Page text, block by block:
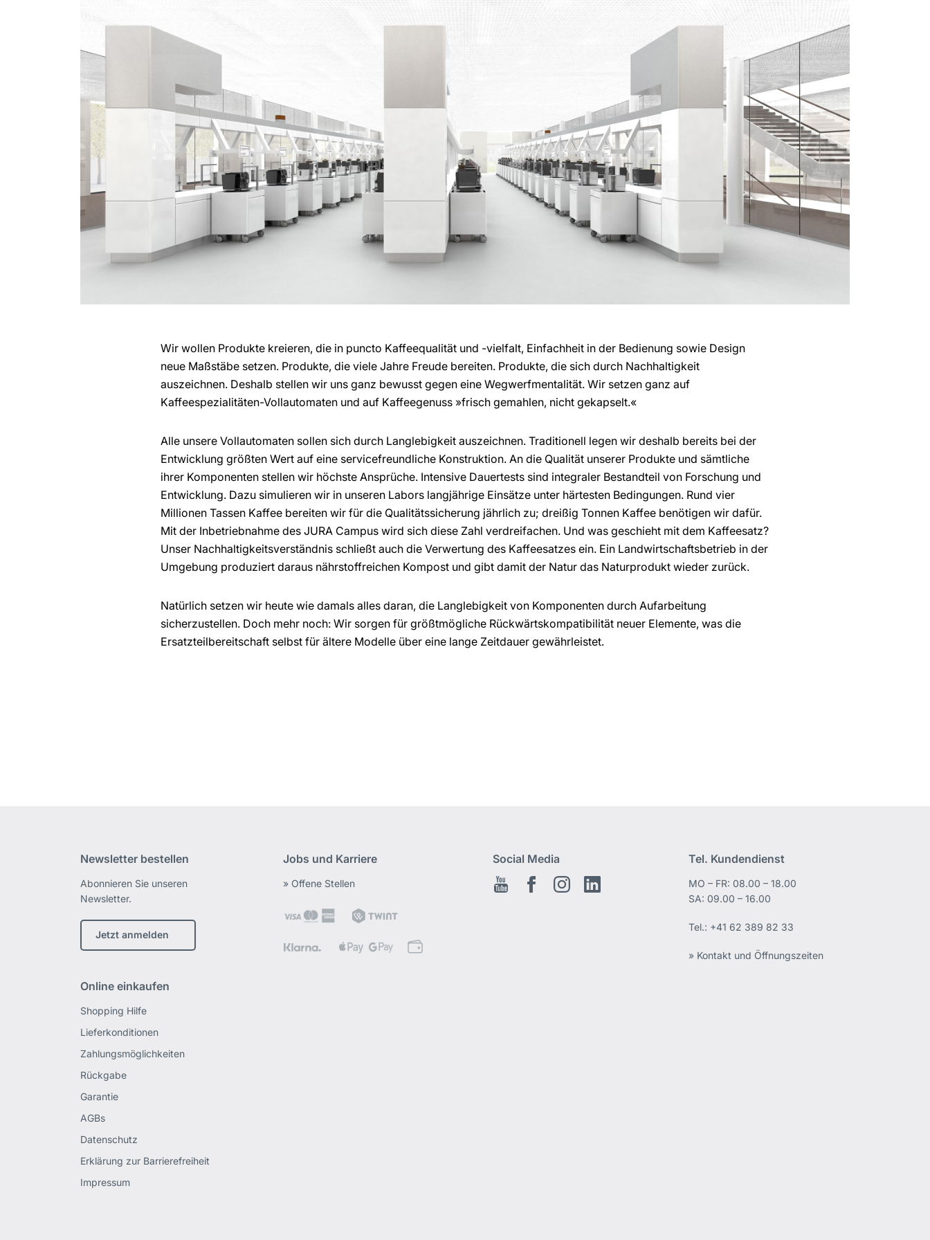
Wir wollen Produkte kreieren, die in puncto Kaffeequalität und -vielfalt, Einfachheit in der Bedienung sowie Design
neue Maßstäbe setzen. Produkte, die viele Jahre Freude bereiten. Produkte, die sich durch Nachhaltigkeit
auszeichnen. Deshalb stellen wir uns ganz bewusst gegen eine Wegwerfmentalität. Wir setzen ganz auf
Kaffeespezialitäten-Vollautomaten und auf Kaffeegenuss »frisch gemahlen, nicht gekapselt.«
Alle unsere Vollautomaten sollen sich durch Langlebigkeit auszeichnen. Traditionell legen wir deshalb bereits bei der
Entwicklung größten Wert auf eine servicefreundliche Konstruktion. An die Qualität unserer Produkte und sämtliche
ihrer Komponenten stellen wir höchste Ansprüche. Intensive Dauertests sind integraler Bestandteil von Forschung und
Entwicklung. Dazu simulieren wir in unseren Labors langjährige Einsätze unter härtesten Bedingungen. Rund vier
Millionen Tassen Kaffee bereiten wir für die Qualitätssicherung jährlich zu; dreißig Tonnen Kaffee benötigen wir dafür.
Mit der Inbetriebnahme des JURA Campus wird sich diese Zahl verdreifachen. Und was geschieht mit dem Kaffeesatz?
Unser Nachhaltigkeitsverständnis schließt auch die Verwertung des Kaffeesatzes ein. Ein Landwirtschaftsbetrieb in der
Umgebung produziert daraus nährstoffreichen Kompost und gibt damit der Natur das Naturprodukt wieder zurück.
Natürlich setzen wir heute wie damals alles daran, die Langlebigkeit von Komponenten durch Aufarbeitung
sicherzustellen. Doch mehr noch: Wir sorgen für größtmögliche Rückwärtskompatibilität neuer Elemente, was die
Ersatzteilbereitschaft selbst für ältere Modelle über eine lange Zeitdauer gewährleistet.
Newsletter bestellen
Abonnieren Sie unseren
Newsletter.
Jetzt anmelden
Jobs und Karriere
» Offene Stellen
Social Media
Youtube FacebookInstagram
Tel. Kundendienst
MO – FR: 08.00 – 18.00
SA: 09.00 – 16.00
Tel.: +41 62 389 82 33
» Kontakt und Öffnungszeiten
Online einkaufen
Shopping Hilfe
Lieferkonditionen
Zahlungsmöglichkeiten
Rückgabe
Garantie
AGBs
Datenschutz
Erklärung zur Barrierefreiheit
Impressum